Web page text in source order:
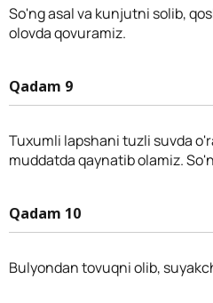
So'ng asal va kunjutni solib,
olovda qovuramiz.
Qadam 9
Tuxumli lapshani tuzli suvda
muddatda qaynatib olamiz.
Qadam 10
Bulyondan tovuqni olib,